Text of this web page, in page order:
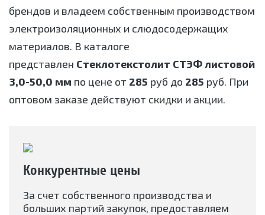
брендов и владеем собственным производством
электроизоляционных и слюдосодержащих
материалов. В каталоге
представлен Стеклотекстолит СТЭФ листовой
3,0-50,0 мм по цене от 285 руб до 285 руб. При
оптовом заказе действуют скидки и акции.
Конкурентные цены
За счет собственного производства и
больших партий закупок, предоставляем